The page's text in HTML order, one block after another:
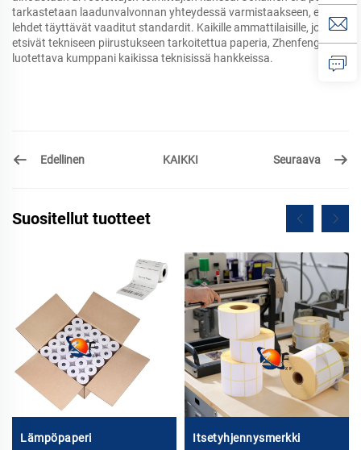
tarkastetaan laadunvalvonnan yhteydessä varmistaakseen, että
lehdet täyttävät vaaditut standardit. Kaikille ammattilaisille, jotka
etsivät tekniseen piirustukseen tarkoitettua paperia, Zhenfeng on
luotettava kumppani kaikissa teknisissä hankkeissa.
Edellinen KAIKKI Seuraava
Suositellut tuotteet
Lämpöpaperi Itsetyhjennysmerkki